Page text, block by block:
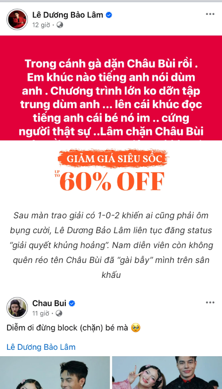
Sau màn trao giải có 1-0-2 khiến ai cũng phải ôm
bụng cười, Lê Dương Bảo Lâm liên tục đăng status
“giải quyết khủng hoảng”. Nam diễn viên còn không
quên réo tên Châu Bùi đã “gài bẫy” mình trên sân
khấu